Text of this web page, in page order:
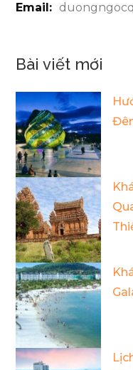
Email:
Bài viết mới